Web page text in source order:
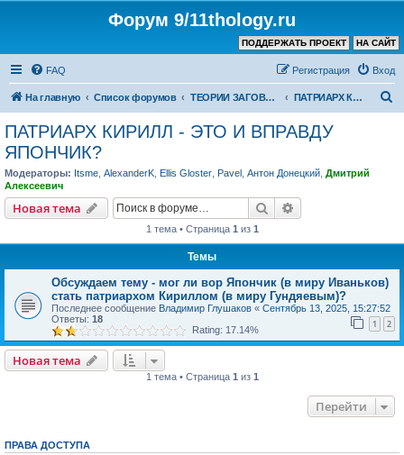
Форум 9/11thology.ru
НА САЙТ
ПОДДЕРЖАТЬ ПРОЕКТ
FAQ Вход
Регистрация
На главную Список форумов ТЕОРИИ ЗАГОВОРА (не связанные с 9/11) ПАТРИАРХ КИРИЛЛ - ЭТО И ВПРАВДУ ЯПОНЧИК?
ПАТРИАРХ КИРИЛЛ - ЭТО И ВПРАВДУ
ЯПОНЧИК?
Модераторы: Itsme AlexanderK Ellis Gloster Pavel Антон Донецкий Дмитрий
Алексеевич
Новая тема Поиск
1 тема • Страница 1 из 1
Темы
Обсуждаем тему - мог ли вор Япончик (в миру Иваньков)
стать патриархом Кириллом (в миру Гундяевым)?
Последнее сообщение Владимир Глушаков « Сентябрь 13, 2025, 15:27:52
Ответы: 18 1 2
Rating: 17.14%
Новая тема
1 тема • Страница 1 из 1
Перейти
ПРАВА ДОСТУПА